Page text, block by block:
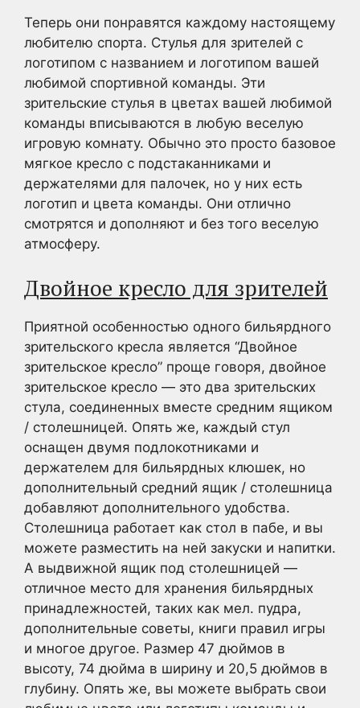
Теперь они понравятся каждому настоящему
любителю спорта. Стулья для зрителей с
логотипом с названием и логотипом вашей
любимой спортивной команды. Эти
зрительские стулья в цветах вашей любимой
команды вписываются в любую веселую
игровую комнату. Обычно это просто базовое
мягкое кресло с подстаканниками и
держателями для палочек, но у них есть
логотип и цвета команды. Они отлично
смотрятся и дополняют и без того веселую
атмосферу.
Двойное кресло для зрителей
Приятной особенностью одного бильярдного
зрительского кресла является “Двойное
зрительское кресло” проще говоря, двойное
зрительское кресло — это два зрительских
стула, соединенных вместе средним ящиком
/ столешницей. Опять же, каждый стул
оснащен двумя подлокотниками и
держателем для бильярдных клюшек, но
дополнительный средний ящик / столешница
добавляют дополнительного удобства.
Столешница работает как стол в пабе, и вы
можете разместить на ней закуски и напитки.
А выдвижной ящик под столешницей —
отличное место для хранения бильярдных
принадлежностей, таких как мел. пудра,
дополнительные советы, книги правил игры
и многое другое. Размер 47 дюймов в
высоту, 74 дюйма в ширину и 20,5 дюймов в
глубину. Опять же, вы можете выбрать свои